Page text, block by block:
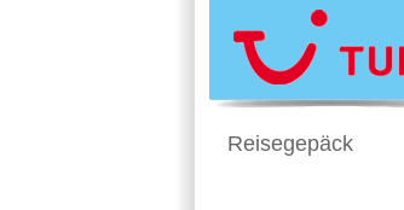
Reisegepäck